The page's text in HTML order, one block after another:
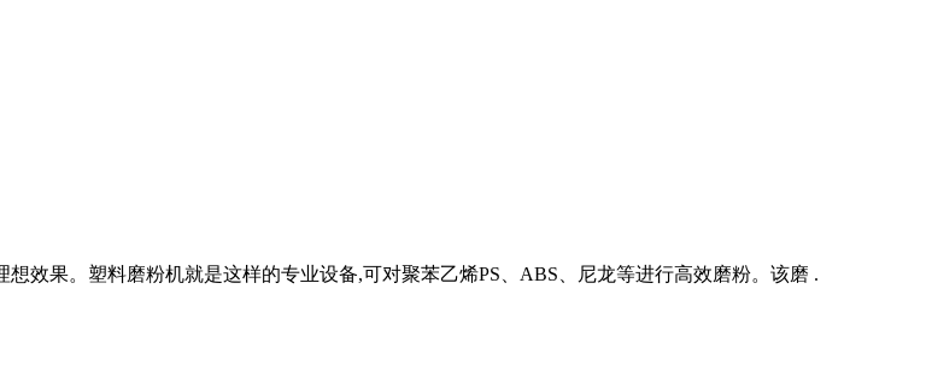
效果。塑料磨粉机就是这样的专业设备,可对聚苯乙烯PS、ABS、尼龙等进行高效磨粉。该磨 .